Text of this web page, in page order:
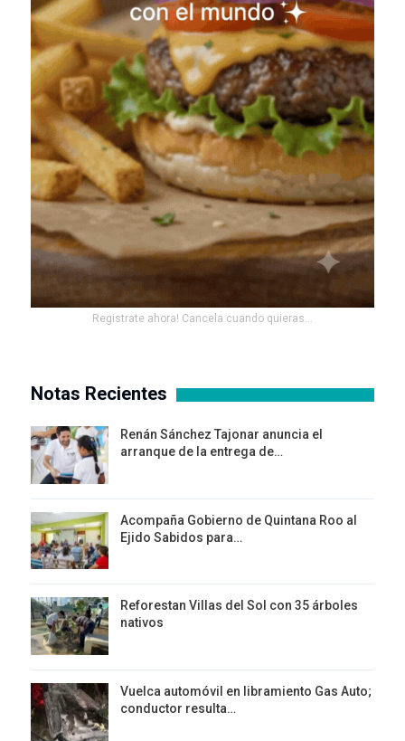
Registrate ahora! Cancela cuando quieras...
Notas Recientes
Renán Sánchez Tajonar anuncia el
arranque de la entrega de…
Acompaña Gobierno de Quintana Roo al
Ejido Sabidos para…
Reforestan Villas del Sol con 35 árboles
nativos
Vuelca automóvil en libramiento Gas Auto;
conductor resulta…